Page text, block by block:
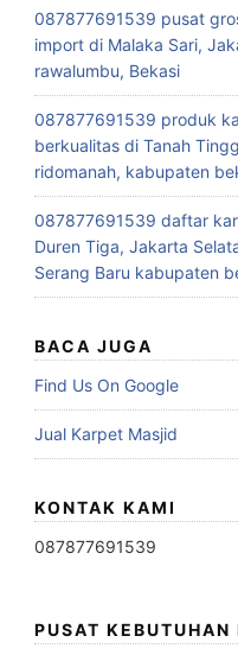
087877691539 pusat
import di Malaka Sari,
rawalumbu, Bekasi
087877691539 produk
berkualitas di Tanah
ridomanah, kabupaten
087877691539 daftar
Duren Tiga, Jakarta
Serang Baru kabupaten
BACA JUGA
Find Us On Google
Jual Karpet Masjid
KONTAK KAMI
087877691539
PUSAT KEBUTUHAN